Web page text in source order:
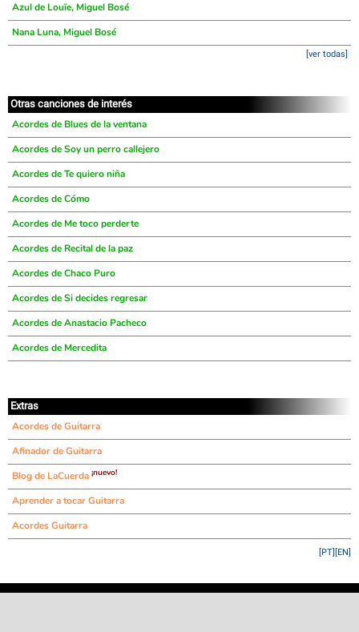
Azul de Louïe, Miguel Bosé
Nana Luna, Miguel Bosé
[ver todas]
Otras canciones de interés
Acordes de Blues de la ventana
Acordes de Soy un perro callejero
Acordes de Te quiero niña
Acordes de Cómo
Acordes de Me toco perderte
Acordes de Recital de la paz
Acordes de Chaco Puro
Acordes de Si decides regresar
Acordes de Anastacio Pacheco
Acordes de Mercedita
Extras
Acordes de Guitarra
Afinador de Guitarra
Blog de LaCuerda ¡nuevo!
Aprender a tocar Guitarra
Acordes Guitarra
[EN]
[PT]